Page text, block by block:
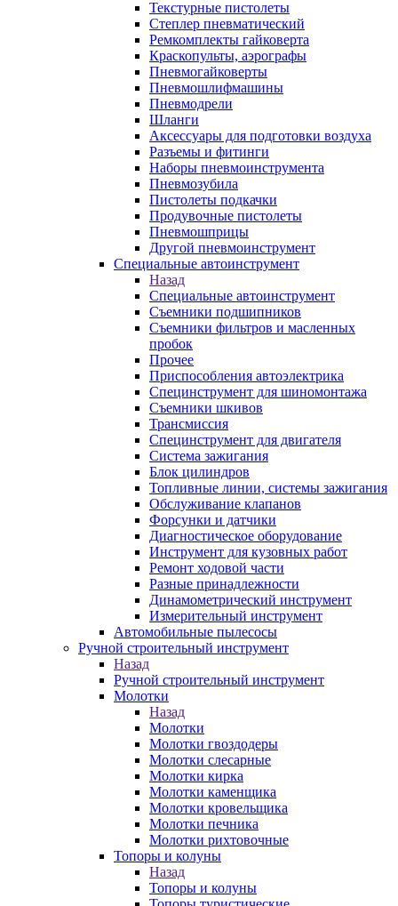
Текстурные пистолеты
Степлер пневматический
Ремкомплекты гайковерта
Краскопульты, аэрографы
Пневмогайковерты
Пневмошлифмашины
Пневмодрели
Шланги
Аксессуары для подготовки воздуха
Разъемы и фитинги
Наборы пневмоинструмента
Пневмозубила
Пистолеты подкачки
Продувочные пистолеты
Пневмошприцы
Другой пневмоинструмент
Специальные автоинструмент
Назад
Специальные автоинструмент
Съемники подшипников
Съемники фильтров и масленных
пробок
Прочее
Приспособления автоэлектрика
Специнструмент для шиномонтажа
Съемники шкивов
Трансмиссия
Специнструмент для двигателя
Система зажигания
Блок цилиндров
Топливные линии, системы зажигания
Обслуживание клапанов
Форсунки и датчики
Диагностическое оборудование
Инструмент для кузовных работ
Ремонт ходовой части
Разные принадлежности
Динамометрический инструмент
Измерительный инструмент
Автомобильные пылесосы
Ручной строительный инструмент
Назад
Ручной строительный инструмент
Молотки
Назад
Молотки
Молотки гвоздодеры
Молотки слесарные
Молотки кирка
Молотки каменщика
Молотки кровельщика
Молотки печника
Молотки рихтовочные
Топоры и колуны
Назад
Топоры и колуны